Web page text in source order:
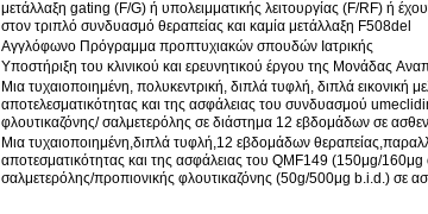
μετάλλαξη gating (F/G) ή υπολειμματικής λειτουργίας (F/RF) ή
στον τριπλό συνδυασμό θεραπείας και καμία μετάλλαξη F508del
Αγγλόφωνο Πρόγραμμα προπτυχιακών σπουδών Ιατρικής
Υποστήριξη του κλινικού και ερευνητικού έργου της Μονάδας
Μια τυχαιοποιημένη, πολυκεντρική, διπλά τυφλή, διπλά εικονική
αποτελεσματικότητας και της ασφάλειας του συνδυασμού
φλουτικαζόνης/ σαλμετερόλης σε διάστημα 12 εβδομάδων σε
Μια τυχαιοποιημένη,διπλά τυφλή,12 εβδομάδων
αποτεσματικότητας και της ασφάλειας του QMF149 (150μg/
σαλμετερόλης/προπιονικής φλουτικαζόνης (50g/500μg b.i.d.) σε